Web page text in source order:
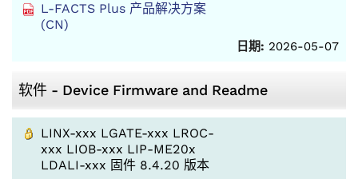
L-FACTS Plus 产品解决方案
(CN)
日期: 2026-05-07
软件 - Device Firmware and Readme
LINX-xxx LGATE-xxx LROC-
xxx LIOB-xxx LIP-ME20x
LDALI-xxx 固件 8.4.20 版本